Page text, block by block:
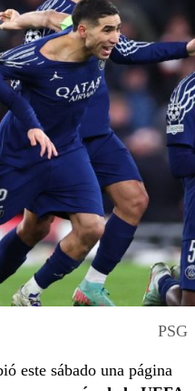
PSG
este sábado una página